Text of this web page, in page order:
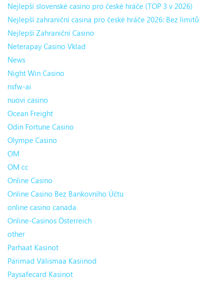
Nejlepší slovenské casino pro české hráče (TOP 3 v 2026)
Nejlepší zahraniční casina pro české hráče 2026: Bez limitů
Nejlepší Zahraniční Casino
Neterapay Casino Vklad
News
Night Win Casino
nsfw-ai
nuovi casino
Ocean Freight
Odin Fortune Casino
Olympe Casino
OM
OM cc
Online Casino
Online Casino Bez Bankovního Účtu
online casino canada
Online-Casinos Österreich
other
Parhaat Kasinot
Parimad Välismaa Kasiinod
Paysafecard Kasinot